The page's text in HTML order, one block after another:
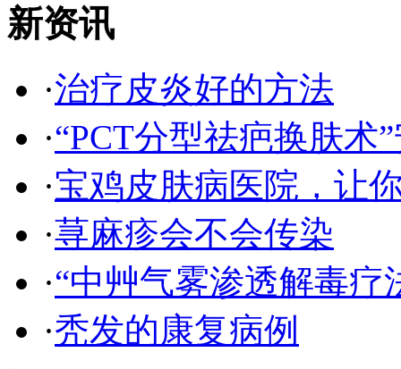
新资讯
·治疗皮炎好的方法
·“PCT分型祛疤换肤术
·宝鸡皮肤病医院，让
·荨麻疹会不会传染
·“中艸气雾渗透解毒疗
·秃发的康复病例